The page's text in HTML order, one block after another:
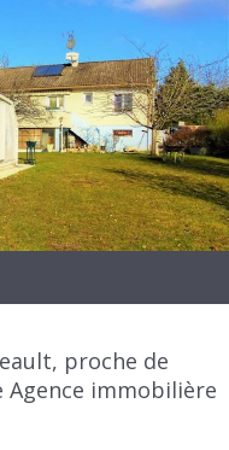
proche de
Agence immobilière